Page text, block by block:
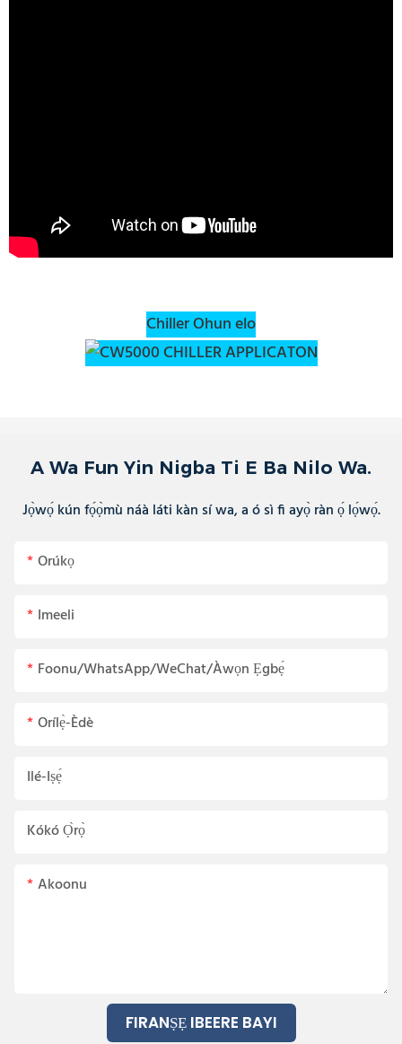
Chiller Ohun elo
A Wa Fun Yin Nigba Ti E Ba Nilo Wa.
Jọ̀wọ́ kún fọ́ọ̀mù náà láti kàn sí wa, a ó sì fi ayọ̀ ràn ọ́ lọ́wọ́.
Orúkọ
Imeeli
Foonu/WhatsApp/WeChat/Àwọn Ẹgbẹ́
Orílẹ̀-Èdè
Ilé-Iṣẹ́
Kókó Ọ̀rọ̀
Akoonu
FIRANṢẸ IBEERE BAYI